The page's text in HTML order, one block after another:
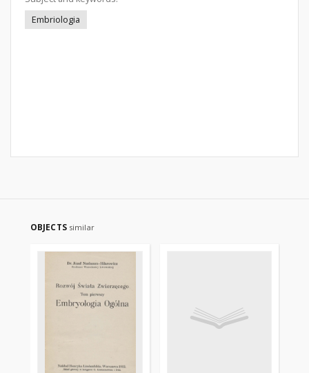
Embriologia
OBJECTS similar